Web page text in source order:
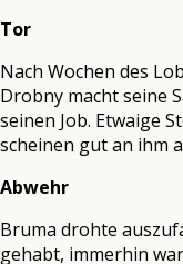
Tor
Nach Wochen des
Drobny macht seine
seinen Job. Etwaige
scheinen gut an ihm
Abwehr
Bruma drohte
gehabt, immerhin